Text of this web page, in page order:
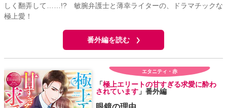
しく翻弄して……!? 敏腕弁護士と薄幸ライターの、ドラマチックな
極上愛！
番外編を読む
エタニティ・赤
「極上エリートの甘すぎる求愛に酔わ
されています 」番外編